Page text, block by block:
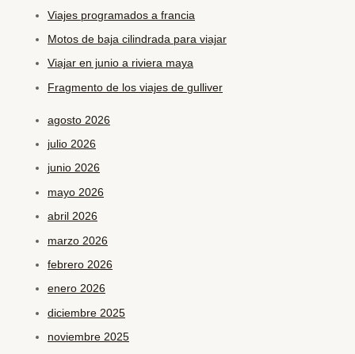
Viajes programados a francia
Motos de baja cilindrada para viajar
Viajar en junio a riviera maya
Fragmento de los viajes de gulliver
agosto 2026
julio 2026
junio 2026
mayo 2026
abril 2026
marzo 2026
febrero 2026
enero 2026
diciembre 2025
noviembre 2025